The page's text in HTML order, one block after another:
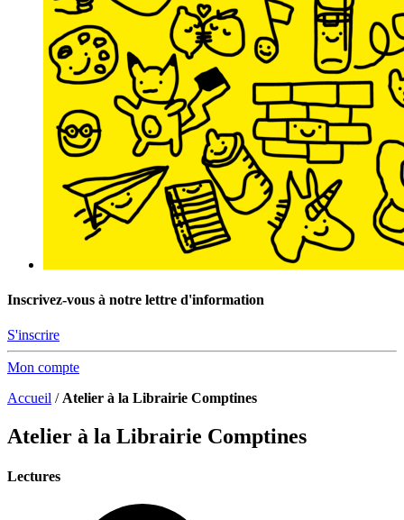
Inscrivez-vous à notre lettre d'information
S'inscrire
Mon compte
Accueil /Atelier à la Librairie Comptines
Atelier à la Librairie Comptines
Lectures